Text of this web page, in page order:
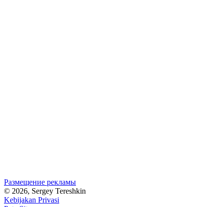
Размещение рекламы
© 2026, Sergey Tereshkin
Kebijakan Privasi